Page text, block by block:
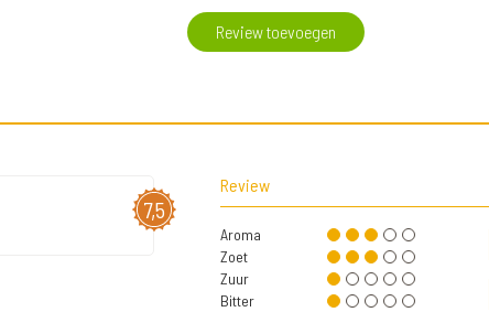
Review toevoegen
7,5
Review
Aroma
Zoet
Zuur
Bitter